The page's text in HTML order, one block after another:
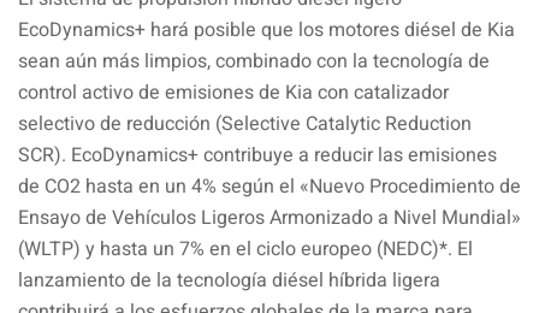
EcoDynamics+ hará posible que los motores diésel de Kia
sean aún más limpios, combinado con la tecnología de
control activo de emisiones de Kia con catalizador
selectivo de reducción (Selective Catalytic Reduction
SCR). EcoDynamics+ contribuye a reducir las emisiones
de CO2 hasta en un 4% según el «Nuevo Procedimiento de
Ensayo de Vehículos Ligeros Armonizado a Nivel Mundial»
(WLTP) y hasta un 7% en el ciclo europeo (NEDC)*. El
lanzamiento de la tecnología diésel híbrida ligera